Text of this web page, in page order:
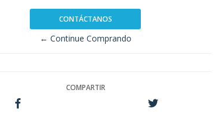
CONTÁCTANOS
← Continue Comprando
COMPARTIR